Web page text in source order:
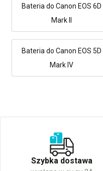
Bateria do Canon EOS 6D
Mark II
Bateria do Canon EOS 5D
Mark IV
Szybka dostawa